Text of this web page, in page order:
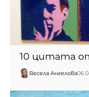
10 цитата
Весела Ангелова